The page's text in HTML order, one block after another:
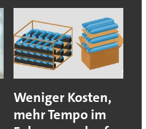
Weniger Kosten,
mehr Tempo im